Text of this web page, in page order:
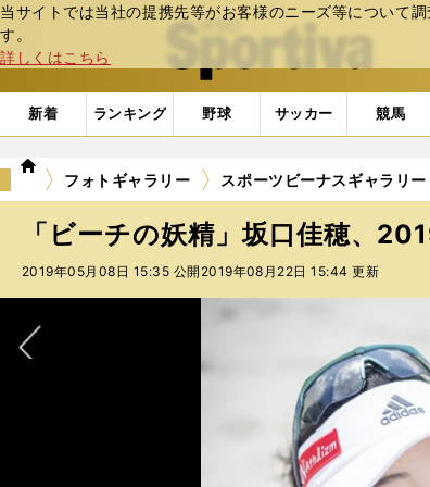
当サイトでは当社の提携先等がお客様のニーズ等について
す。
詳しくはこちら
web Sportiva (webスポルティーバ)
新着 ランキング 野球 サッカー 競馬
we
ー
バ
フォトギャラリー スポーツビーナスギャラリー
「ビーチの妖精」坂口佳穂、
2019年05月08日 15:35 公開 2019年08月22日 15:44 更新